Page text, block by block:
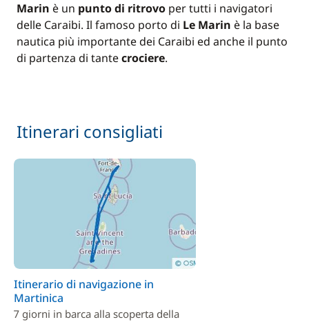
Marin è un punto di ritrovo per tutti i navigatori
delle Caraibi. Il famoso porto di Le Marin è la base
nautica più importante dei Caraibi ed anche il punto
di partenza di tantecrociere.
Itinerari consigliati
Itinerario di navigazione in
Martinica
7 giorni in barca alla scoperta della